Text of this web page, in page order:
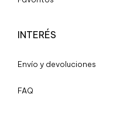
INTERÉS
Envío y devoluciones
FAQ